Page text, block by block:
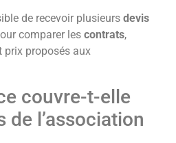
de recevoir plusieurs devis
comparer les contrats,
prix proposés aux
couvre-t-elle
de l’association